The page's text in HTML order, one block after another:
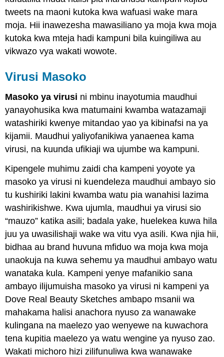
tweets na maoni kutoka kwa wafuasi wake mara
moja. Hii inawezesha mawasiliano ya moja kwa moja
kutoka kwa mteja hadi kampuni bila kuingiliwa au
vikwazo vya wakati wowote.
Virusi Masoko
Masoko ya virusi ni mbinu inayotumia maudhui
yanayohusika kwa matumaini kwamba watazamaji
watashiriki kwenye mitandao yao ya kibinafsi na ya
kijamii. Maudhui yaliyofanikiwa yanaenea kama
virusi, na kuunda ufikiaji wa ujumbe wa kampuni.
Kipengele muhimu zaidi cha kampeni yoyote ya
masoko ya virusi ni kuendeleza maudhui ambayo sio
tu kushiriki lakini kwamba watu pia wanahisi lazima
washirikishwe. Kwa ujumla, maudhui ya virusi sio
“mauzo” katika asili; badala yake, huelekea kuwa hila
juu ya uwasilishaji wake wa vitu vya asili. Kwa njia hii,
bidhaa au brand huvuna mfiduo wa moja kwa moja
unaokuja na kuwa sehemu ya maudhui ambayo watu
wanataka kula. Kampeni yenye mafanikio sana
ambayo ilijumuisha masoko ya virusi ni kampeni ya
Dove Real Beauty Sketches ambapo msanii wa
mahakama halisi anachora nyuso za wanawake
kulingana na maelezo yao wenyewe na kuwachora
tena kupitia maelezo ya watu wengine ya nyuso zao.
Wakati michoro hizi zilifunuliwa kwa wanawake